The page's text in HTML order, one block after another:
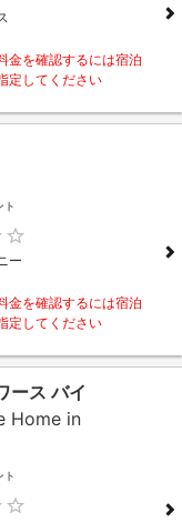
金を確認するには宿泊
定してください
ト
ー
金を確認するには宿泊
定してください
ース バイ
Home in
ト